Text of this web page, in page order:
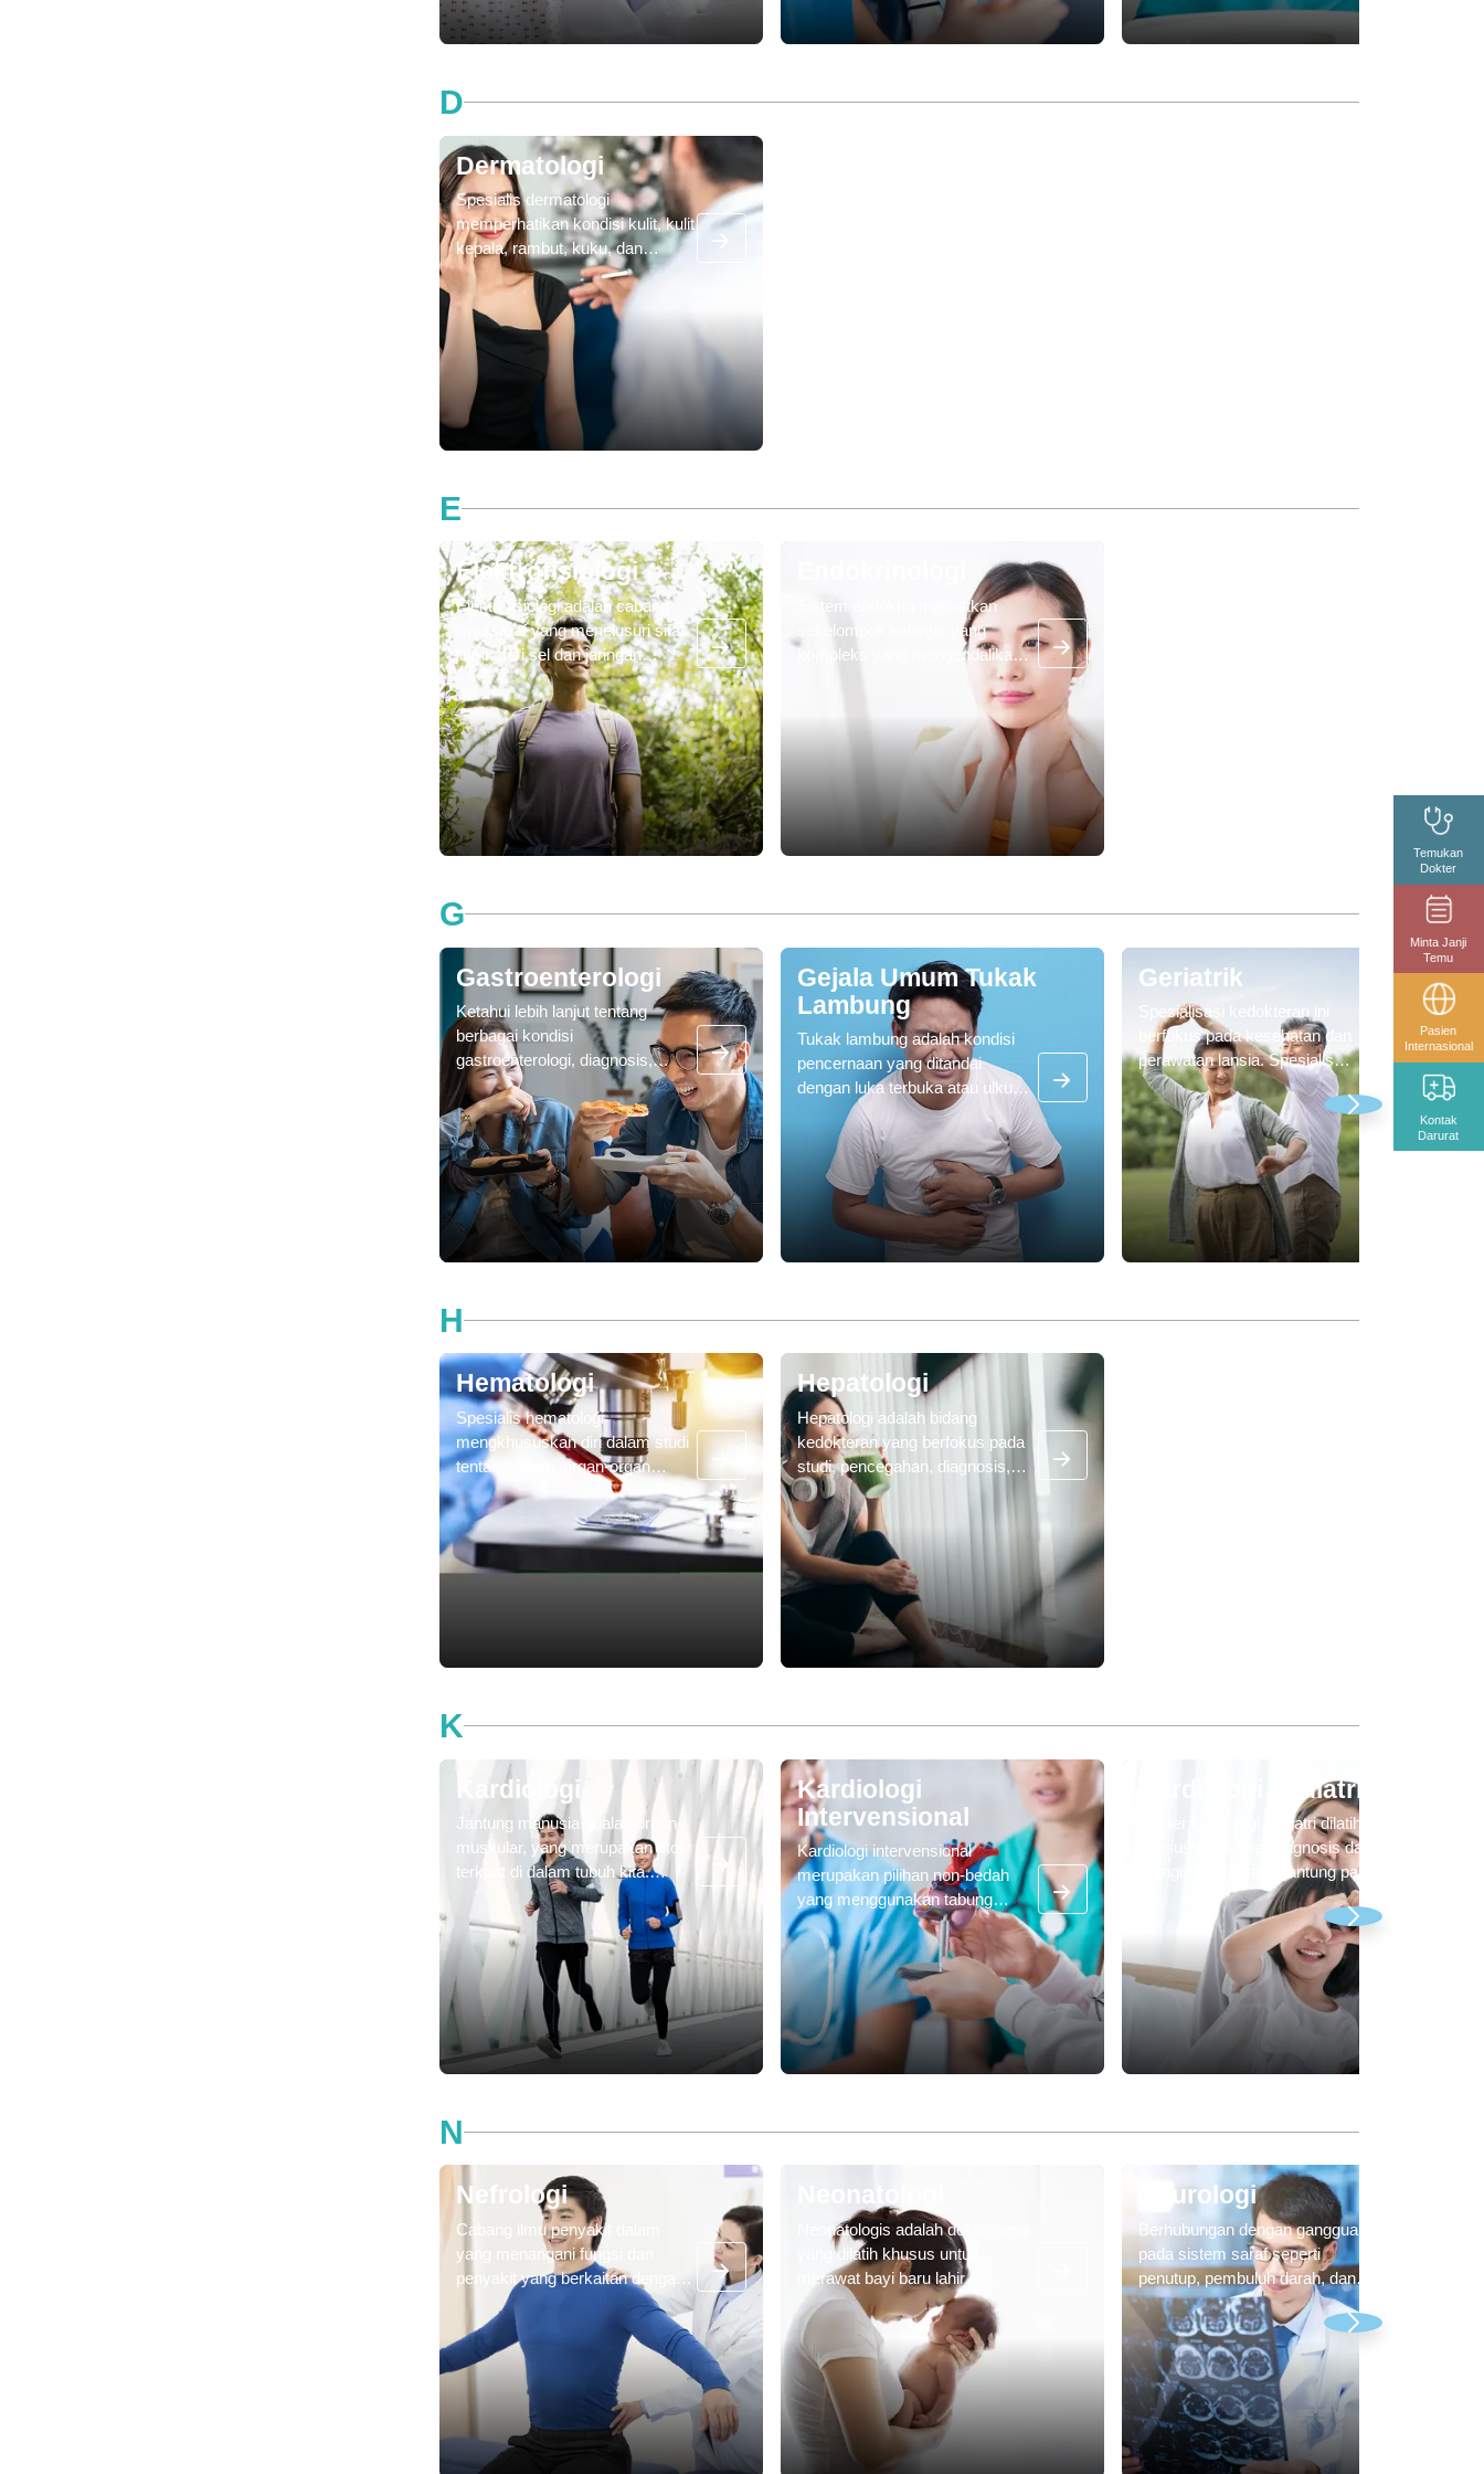
Temukan
Dokter
Minta Janji
Temu
Pasien
Internasional
Kontak
Darurat
bekerja sama secara erat
dengan rekan-rekan medis
untuk diagnosis awal dan
pasien seperti diabetes.
dan perawatan ortodontik
D
Dermatologi
Spesialis dermatologi
memperhatikan kondisi kulit, kulit
kepala, rambut, kuku, dan
masalah kosmetik lainnya yang
terkait. Spesialis dermatologi
mendiagnosis dan menangani
penyakit-penyakit ini, yang dapat
bervariasi dari masalah umum
seperti jerawat hingga yang
parah seperti kutil dan penyakit
lainnya yang langka.
E
Elektrofisiologi
Elektrofisiologi adalah cabang
ilmu saraf yang menelusuri sifat
listrik dari sel dan jaringan
biologis. Elektrofisiologi Kardiak
adalah bidang penaksiran sistem
dan aktivitas elektrik jantung
serta pengobatan gangguan
irama jantung apa pun (aritmia).
Sistem endokrin melibatkan
sekelompok kelenjar yang
kompleks yang mengendalikan
hormon individu yang digunakan
untuk reproduksi, metabolisme,
pertumbuhan, dan
perkembangan. Kelenjar-kelenjar
ini mencakup tiroid, paratiroid,
pankreas, ovarium, testis,
adrenal, pituitari, dan
G
Gastroenterologi
Ketahui lebih lanjut tentang
berbagai kondisi
gastroenterologi, diagnosis,
gejala & fasilitas pengobatan
yang tersedia di Gleneagles
Hospitals, Malaysia.
Gejala Umum Tukak
Lambung
Tukak lambung adalah kondisi
pencernaan yang ditandai
dengan luka terbuka atau ulkus
yang muncul pada lapisan dalam
lambung (ulkus lambung) atau
pada bagian atas usus halus
yang disebut usus dua belas jari
atau duodenum (ulkus
duodenum).
Geriatrik
Spesialisasi kedokteran ini
berfokus pada kesehatan dan
perawatan lansia. Spesialis
geriatrik (dokter geriatrik)
membantu lansia menjaga
kesehatan mereka dengan cara
mencegah dan mengobati
penyakit yang unik sesuai
kebutuhan mereka.
H
Hematologi
Spesialis hematologi
mengkhususkan diri dalam studi
tentang darah, organ-organ
pembentuk darah serta penyakit
yang terkait dengan darah seperti
hemofilia dan anemia. Spesialis
hematologi melakukan diagnosis,
Hepatologi
Hepatologi adalah bidang
kedokteran yang berfokus pada
studi, pencegahan, diagnosis,
dan pengelolaan penyakit yang
berpengaruh pada hati, kantong
empedu, pohon empedu, dan
pankreas.
K
Kardiologi
Jantung manusia adalah organ
muskular, yang merupakan otot
terkuat di dalam tubuh kita.
Jantung kita terletak di bagian
tengah dada kita, agak ke bawah
dan ke kiri dari tulang dada
(sternum) kita di dalam area
toraksik. Organ ini dilindungi oleh
kerangka tulang rusuk.
Kardiologi
Intervensional
Kardiologi intervensional
merupakan pilihan non-bedah
yang menggunakan tabung
fleksibel kecil yang disebut
kateter untuk memperbaiki
struktur jantung yang rusak atau
tersumbat. Angioplasti, intervensi
koroner perkutan, dan
valvuloplasti adalah beberapa
prosedur yang dapat dilakukan
Kardiologi Pediatri
Dokter kardiologi pediatri dilatih
khusus untuk mendiagnosis dan
mengobati masalah jantung pada
anak-anak. Mereka bekerja
sama dengan ahli bedah jantung
pediatrik untuk menentukan
perawatan dan intervensi terbaik
untuk anak-anak yang mungkin
membutuhkan operasi jantung.
N
Nefrologi
Cabang ilmu penyakit dalam
yang menangani fungsi dan
penyakit yang berkaitan dengan
ginjal, spesialis nefrologi
melakukan diagnosis dan
mengobati penyakit ginjal seperti
gagal ginjal, batu ginjal, dan
hipertensi.
Neonatologi
Neonatologis adalah dokter anak
yang dilatih khusus untuk
merawat bayi baru lahir di
Neonatal Intensive Care Unit
(NICU). Dokter-dokter ini dilatih
khusus untuk merawat bayi baru
lahir yang berada dalam situasi
berisiko tinggi, termasuk bayi
baru lahir prematur. Bayi
prematur adalah bayi yang lahir
Neurologi
Berhubungan dengan gangguan
pada sistem saraf seperti
penutup, pembuluh darah, dan
jaringan otot ikat. Neurolog
melakukan penilaian terhadap
pasien, memeriksa,
mendiagnosis, dan menangani
gangguan neurologis. Dokter
spesialis saraf umumnya
menangani penyakit dan